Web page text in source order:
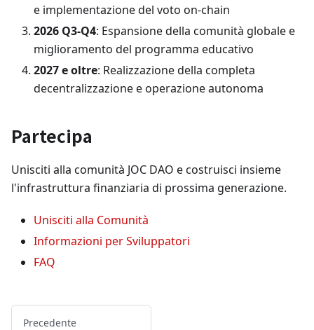
e implementazione del voto on-chain
2026 Q3-Q4: Espansione della comunità globale e
miglioramento del programma educativo
2027 e oltre: Realizzazione della completa
decentralizzazione e operazione autonoma
Partecipa
Unisciti alla comunità JOC DAO e costruisci insieme
l'infrastruttura finanziaria di prossima generazione.
Unisciti alla Comunità
Informazioni per Sviluppatori
FAQ
Precedente